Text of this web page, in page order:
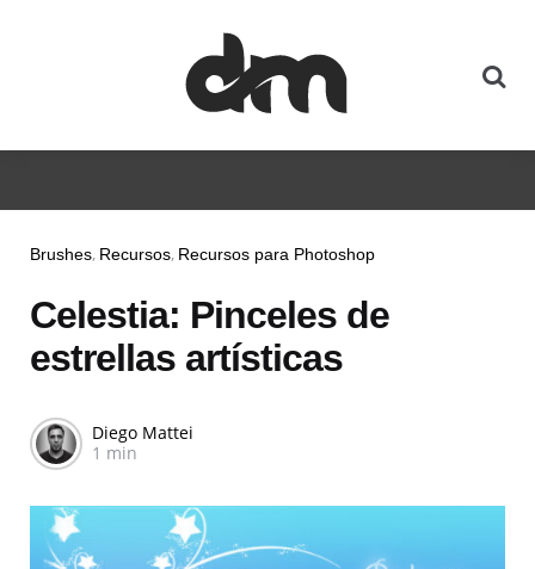
Brushes Recursos Recursos para Photoshop
Celestia: Pinceles de
estrellas artísticas
Diego Mattei
1 min